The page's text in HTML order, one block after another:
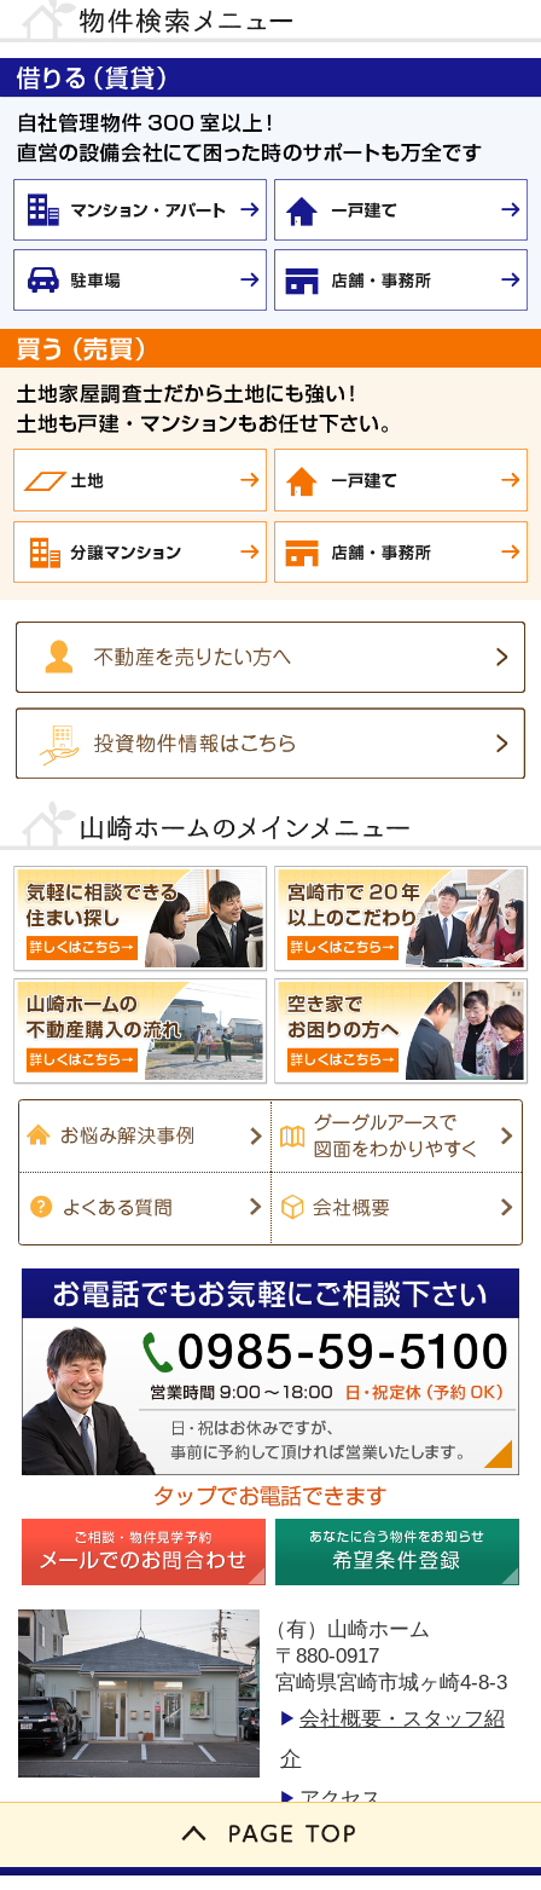
（有）山崎ホーム
〒880-0917
宮崎県宮崎市城ヶ崎4-8-3
会社概要・スタッフ紹
介
アクセス